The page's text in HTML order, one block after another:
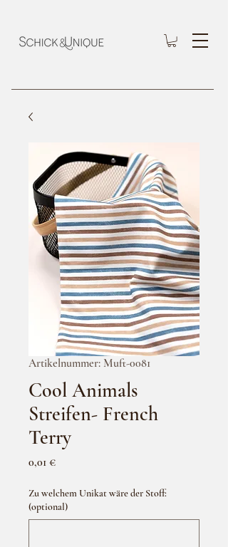
Artikelnummer: Muft-0081
Cool Animals
Streifen- French
Terry
0,01 €Preis
Zu welchem Unikat wäre der Stoff:
(optional)